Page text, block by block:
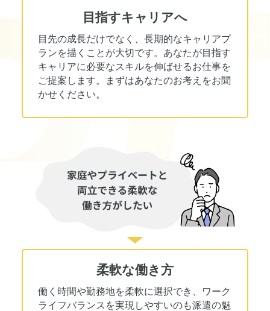
目指すキャリアへ
目先の成長だけでなく、長期的なキャリアプ
ランを描くことが大切です。あなたが目指す
キャリアに必要なスキルを伸ばせるお仕事を
ご提案します。まずはあなたのお考えをお聞
かせください。
柔軟な働き方
働く時間や勤務地を柔軟に選択でき、ワーク
ライフバランスを実現しやすいのも派遣の魅